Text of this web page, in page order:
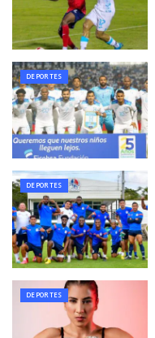
DEPORTES
DEPORTES
DEPORTES